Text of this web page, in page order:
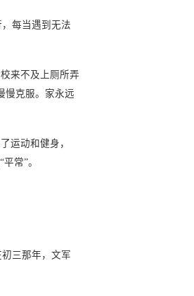
每当遇到无法
来不及上厕所弄
慢克服。家永远
运动和健身，
常”。
三那年，文军